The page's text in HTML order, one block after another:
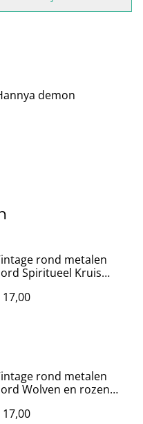
demon
rond metalen
Spiritueel Kruis
17,00
rond metalen
Wolven en rozen
17,00